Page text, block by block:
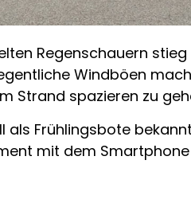
Regenschauern
Windböen
Strand spazieren zu
Frühlingsbote
mit dem